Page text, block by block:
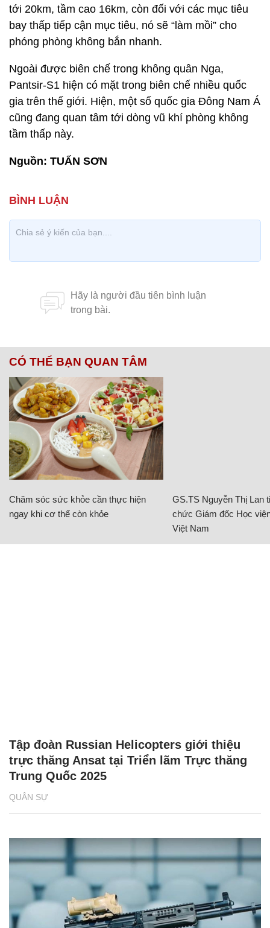
tới 20km, tầm cao 16km, còn đối với các mục tiêu
bay thấp tiếp cận mục tiêu, nó sẽ “làm mồi” cho
phóng phòng không bắn nhanh.
Ngoài được biên chế trong không quân Nga,
Pantsir-S1 hiện có mặt trong biên chế nhiều quốc
gia trên thế giới. Hiện, một số quốc gia Đông Nam Á
cũng đang quan tâm tới dòng vũ khí phòng không
tầm thấp này.
Nguồn: TUẤN SƠN
CÓ THỂ BẠN QUAN TÂM
Chăm sóc sức khỏe cần thực hiện
ngay khi cơ thể còn khỏe
GS.TS Nguyễn Thị Lan
chức Giám đốc Học
Việt Nam
QUÂN SỰ
Tập đoàn Russian Helicopters giới thiệu
trực thăng Ansat tại Triển lãm Trực thăng
Trung Quốc 2025